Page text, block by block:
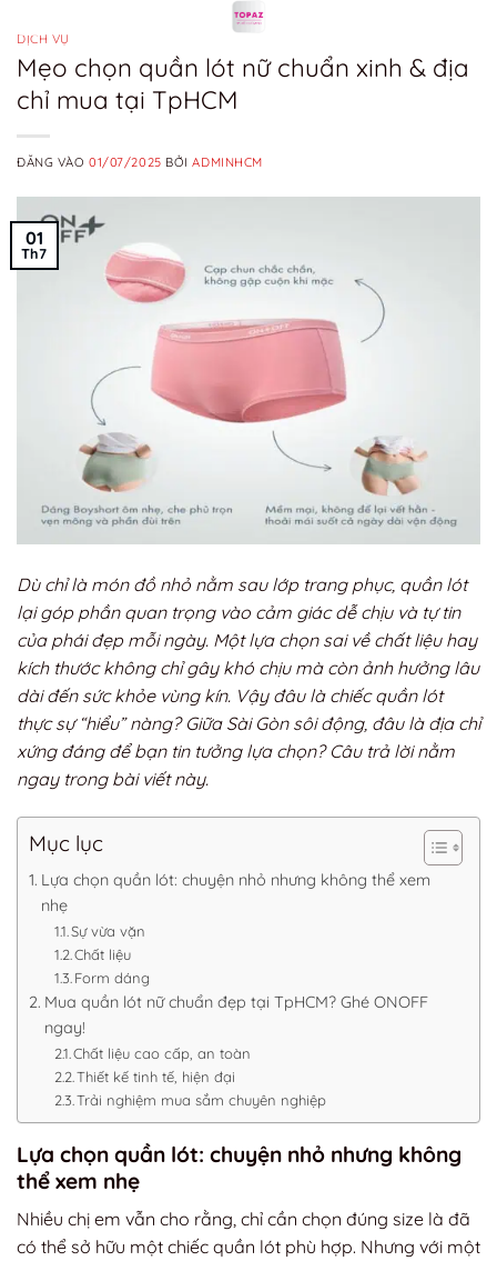
qua
nội
dung
DỊCH VỤ
Mẹo chọn quần lót nữ chuẩn xinh & địa
chỉ mua tại TpHCM
ĐĂNG VÀO01/07/2025 BỞIADMINHCM
01
Th7
Dù chỉ là món đồ nhỏ nằm sau lớp trang phục, quần lót
lại góp phần quan trọng vào cảm giác dễ chịu và tự tin
của phái đẹp mỗi ngày. Một lựa chọn sai về chất liệu hay
kích thước không chỉ gây khó chịu mà còn ảnh hưởng lâu
dài đến sức khỏe vùng kín. Vậy đâu là chiếc quần lót
thực sự “hiểu” nàng? Giữa Sài Gòn sôi động, đâu là địa chỉ
xứng đáng để bạn tin tưởng lựa chọn? Câu trả lời nằm
ngay trong bài viết này.
Mục lục
Lựa chọn quần lót: chuyện nhỏ nhưng không thể xem
nhẹ
Sự vừa vặn
Chất liệu
Form dáng
Mua quần lót nữ chuẩn đẹp tại TpHCM? Ghé ONOFF
ngay!
Chất liệu cao cấp, an toàn
Thiết kế tinh tế, hiện đại
Trải nghiệm mua sắm chuyên nghiệp
Lựa chọn quần lót: chuyện nhỏ nhưng không
thể xem nhẹ
Nhiều chị em vẫn cho rằng, chỉ cần chọn đúng size là đã
có thể sở hữu một chiếc quần lót phù hợp. Nhưng với một